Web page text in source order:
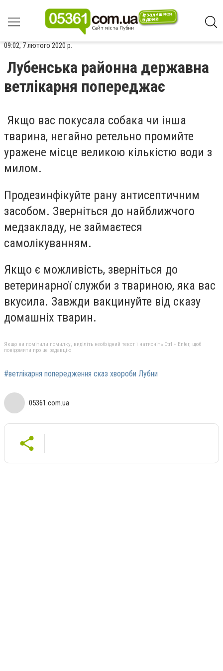
09:02, 7 лютого 2020 р.
Лубенська районна державна
ветлікарня попереджає
Якщо вас покусала собака чи інша
тварина, негайно ретельно промийте
уражене місце великою кількістю води з
милом.
Продезинфікуйте рану антисептичним
засобом. Зверніться до найближчого
медзакладу, не займаєтеся
самолікуванням.
Якщо є можливість, зверніться до
ветеринарної служби з твариною, яка вас
вкусила. Завжди вакцинуйте від сказу
домашніх тварин.
Якщо ви помітили помилку, виділіть необхідний текст і натисніть Ctrl + Enter, щоб
повідомити про це редакцію
#ветлікарня попередження сказ хвороби Лубни
05361.com.ua